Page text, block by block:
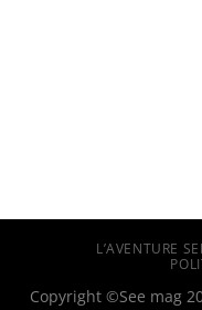
L’AVENTURE
Copyright ©See mag